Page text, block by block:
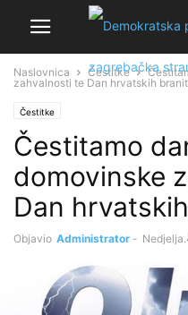
Naslovnica Čestitke
zahvalnosti te Dan hrvatskih
Čestitke
Čestitamo
domovinske
Dan
Objavio Administrator -